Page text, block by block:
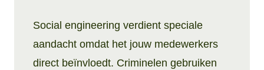
Social engineering verdient speciale
aandacht omdat het jouw medewerkers
direct beïnvloedt. Criminelen gebruiken